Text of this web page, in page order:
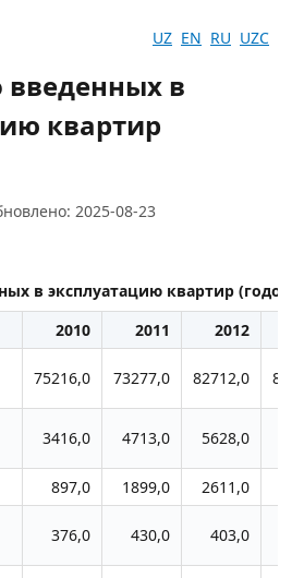
UZ EN RU UZC
введенных в
квартир
2025-08-23
в эксплуатацию квартир
2010 2011 2012
75216,0 73277,0 82712,0
3416,0 4713,0 5628,0
897,0 1899,0 2611,0
376,0 430,0 403,0